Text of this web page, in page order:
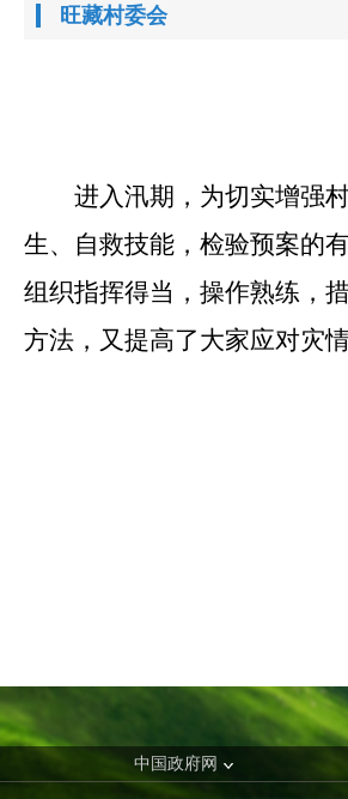
旺藏村委会
进入汛期，为切实增强
生、自救技能，检验预案的
组织指挥得当，操作熟练，
方法，又提高了大家应对灾
中国政府网